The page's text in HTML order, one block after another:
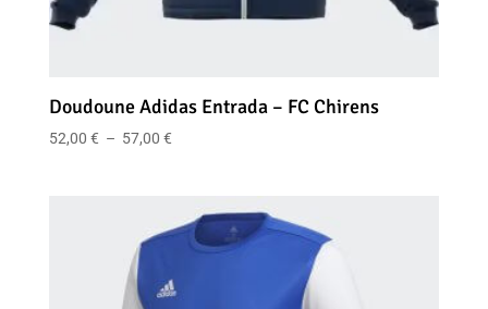
Doudoune Adidas Entrada – FC Chirens
52,00 € – 57,00 €Plage
52,00 €
à